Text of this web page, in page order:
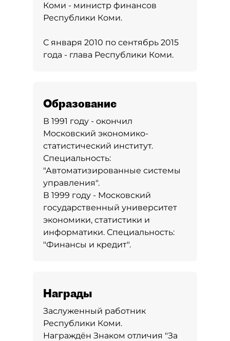
Коми - министр финансов
Республики Коми.
С января 2010 по сентябрь 2015
года - глава Республики Коми.
Образование
В 1991 году - окончил
Московский экономико-
статистический институт.
Специальность:
"Автоматизированные системы
управления".
В 1999 году - Московский
государственный университет
экономики, статистики и
информатики. Специальность:
"Финансы и кредит".
Награды
Заслуженный работник
Республики Коми.
Награждён Знаком отличия "За